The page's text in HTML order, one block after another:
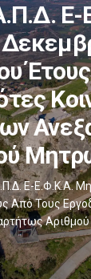
E-Ε.Φ.Κ.Α.
Από Τους